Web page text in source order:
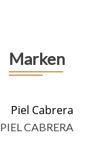
Marken
PIEL CABRERA